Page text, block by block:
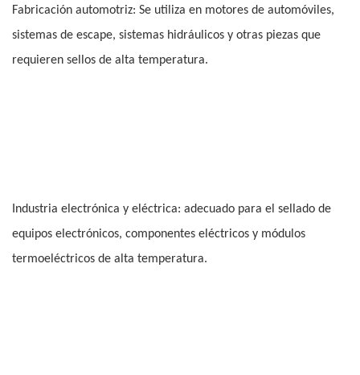
Fabricación automotriz: Se utiliza en motores de automóviles,
sistemas de escape, sistemas hidráulicos y otras piezas que
requieren sellos de alta temperatura.
Industria electrónica y eléctrica: adecuado para el sellado de
equipos electrónicos, componentes eléctricos y módulos
termoeléctricos de alta temperatura.